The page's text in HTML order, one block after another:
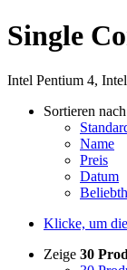
Single
Intel Pentium 4,
Sortieren nach
Name
Preis
Datum
Klicke, um
Zeige 30